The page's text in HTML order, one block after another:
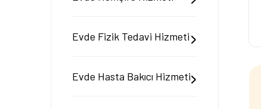
Evde Fizik Tedavi Hizmeti
Evde Hasta Bakıcı Hizmeti